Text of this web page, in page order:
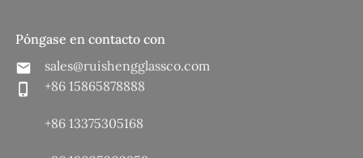
Póngase en contacto con
sales@ruishengglassco.com
+86 15865878888
+86 13375305168